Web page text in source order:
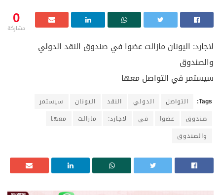
0
مشاركة
لاجارد: اليونان مازالت عضوا في صندوق النقد الدولي
والصندوق
سيستمر في التواصل معها
Tags: التواصل الدولي النقد اليونان
سيستمر
صندوق
عضوا في لاجارد: مازالت
معها
والصندوق